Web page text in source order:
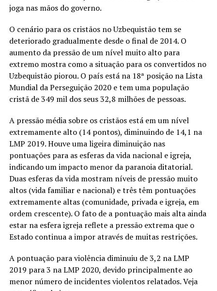
joga nas mãos do governo.
O cenário para os cristãos no Uzbequistão tem se
deteriorado gradualmente desde o final de 2014. O
aumento da pressão de um nível muito alto para
extremo mostra como a situação para os convertidos no
Uzbequistão piorou. O país está na 18ª posição na Lista
Mundial da Perseguição 2020 e tem uma população
cristã de 349 mil dos seus 32,8 milhões de pessoas.
A pressão média sobre os cristãos está em um nível
extremamente alto (14 pontos), diminuindo de 14,1 na
LMP 2019. Houve uma ligeira diminuição nas
pontuações para as esferas da vida nacional e igreja,
indicando um impacto menor da paranoia ditatorial.
Duas esferas da vida mostram níveis de pressão muito
altos (vida familiar e nacional) e três têm pontuações
extremamente altas (comunidade, privada e igreja, em
ordem crescente). O fato de a pontuação mais alta ainda
estar na esfera igreja reflete a pressão extrema que o
Estado continua a impor através de muitas restrições.
A pontuação para violência diminuiu de 3,2 na LMP
2019 para 3 na LMP 2020, devido principalmente ao
menor número de incidentes violentos relatados. Veja